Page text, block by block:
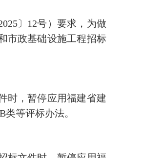
〕12号）要求，为做
市政基础设施工程招标
时，暂停应用福建省建
等评标办法。